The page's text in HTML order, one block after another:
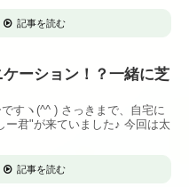
記事を読む
ーション！？一緒に芝
すヽ(^^ ) さっきまで、自宅に
ー君"が来ていました♪ 今回は太
記事を読む